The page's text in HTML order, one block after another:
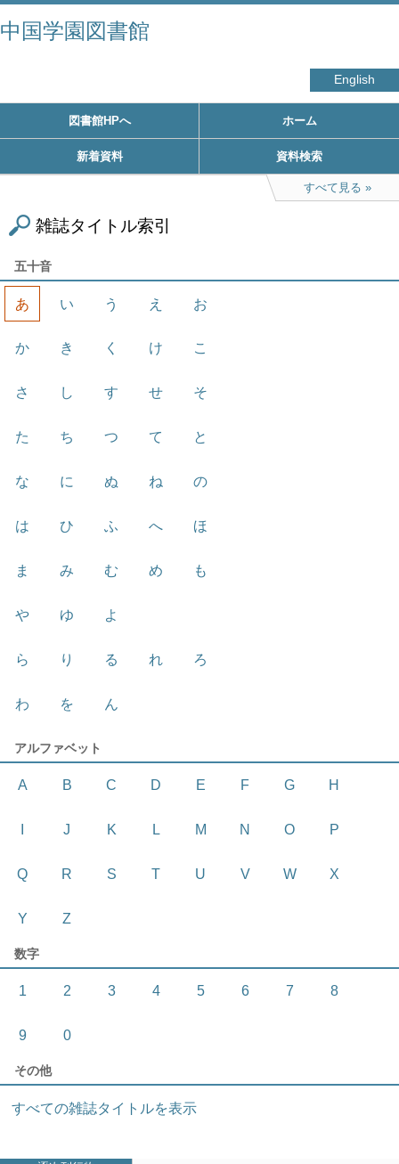
中国学園図書館
English
図書館HPへ ホーム
新着資料 資料検索
すべて見る
雑誌タイトル索引
五十音
あ い う え お
か き く け こ
さ し す せ そ
た ち つ て と
な に ぬ ね の
は ひ ふ へ ほ
ま み む め も
や ゆ よ
ら り る れ ろ
わ を ん
アルファベット
A B C D E F G H
J K L M N O P
Q R S T U V W X
Y Z
数字
1 2 3 4 5 6 7 8
9 0
その他
すべての雑誌タイトルを表示